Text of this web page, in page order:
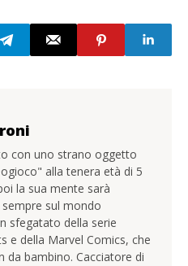
con uno strano oggetto
alla tenera età di 5
la sua mente sarà
sul mondo
sfegatato della serie
e della Marvel Comics, che
da bambino. Cacciatore di